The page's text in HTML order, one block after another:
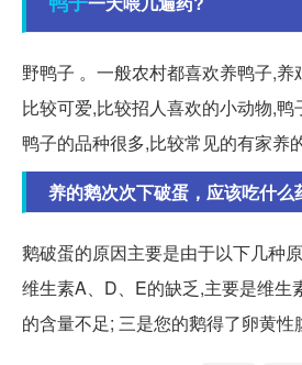
野鸭子 。一般农村都喜欢养鸭子,养
比较可爱,比较招人喜欢的小动物,鸭
鸭子的品种很多,比较常见的有家养
养的鹅次次下破蛋，应该吃什么
鹅破蛋的原因主要是由于以下几种
维生素A、D、E的缺乏,主要是维生
的含量不足; 三是您的鹅得了卵黄性